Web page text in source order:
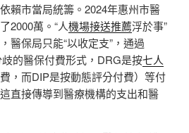
賴市當局統籌。2024年惠州市醫
2000萬。“人機場接送推薦浮於事”
醫保局只能“以收定支”，通過
的醫保付費形式，DRG是按七人
，而DIP是按動態評分付費）等付
直接傳導到醫療機構的支出和醫